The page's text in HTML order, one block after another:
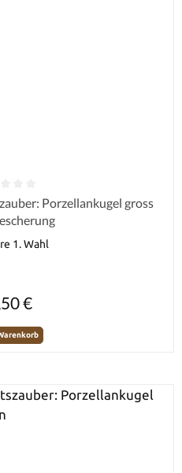
von 0 von 5 Sternen
Porzellankugel gross
1. Wahl
€